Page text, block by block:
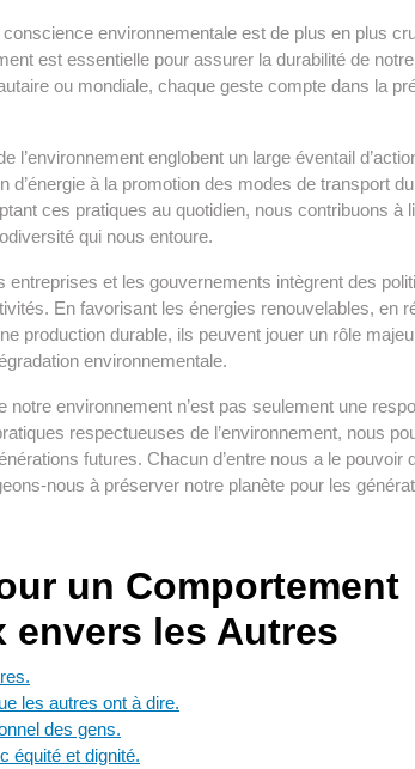
environnementale est de plus en plus
est essentielle pour assurer la durabilité de
ou mondiale, chaque geste compte dans la
l’environnement englobent un large éventail
d’énergie à la promotion des modes de transport
ces pratiques au quotidien, nous contribuons à
qui nous entoure.
entreprises et les gouvernements intègrent des
En favorisant les énergies renouvelables, en
production durable, ils peuvent jouer un rôle
environnementale.
notre environnement n’est pas seulement une
respectueuses de l’environnement, nous
futures. Chacun d’entre nous a le pouvoir
nous à préserver notre planète pour les
un Comportement
envers les Autres
les autres ont à dire.
des gens.
équité et dignité.